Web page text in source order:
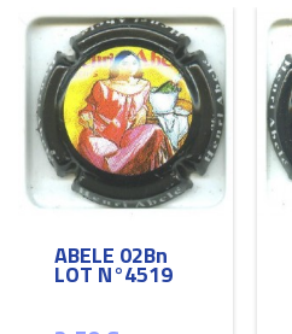
ABELE 02Bn
LOT N°4519